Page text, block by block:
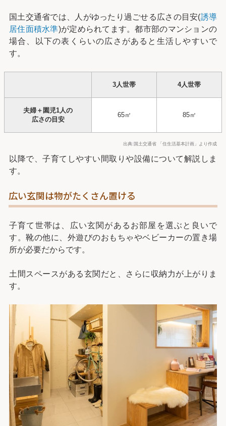
国土交通省では、人がゆったり過ごせる広さの目安(誘導
居住面積水準)が定められてます。都市部のマンションの
場合、以下の表くらいの広さがあると生活しやすいで
す。
3人世帯 4人世帯
夫婦＋園児1人の
広さの目安
65㎡ 85㎡
出典:国土交通省 「住生活基本計画」より作成
以降で、子育てしやすい間取りや設備について解説しま
す。
広い玄関は物がたくさん置ける
子育て世帯は、広い玄関があるお部屋を選ぶと良いで
す。靴の他に、外遊びのおもちゃやベビーカーの置き場
所が必要だからです。
土間スペースがある玄関だと、さらに収納力が上がりま
す。